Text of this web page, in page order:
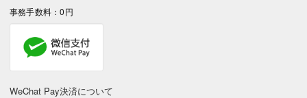
事務手数料：0円
WeChat Pay決済について